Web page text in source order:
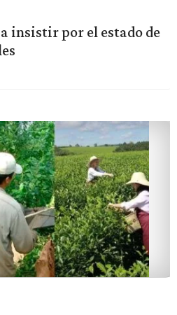
insistir por el estado de